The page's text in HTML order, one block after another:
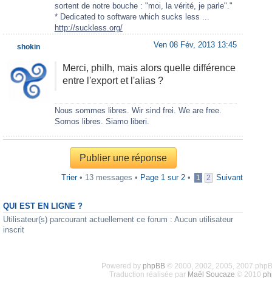
sortent de notre bouche : "moi, la vérité, je parle"."
* Dedicated to software which sucks less ...
http://suckless.org/
Ven 08 Fév, 2013 13:45
Merci, philh, mais alors quelle différence
entre l'export et l'alias ?
Nous sommes libres. Wir sind frei. We are free.
Somos libres. Siamo liberi.
shokin
Publier une réponse
Trier• 13 messages • Page 1 sur 2 • 1 2 Suivant
QUI EST EN LIGNE ?
Utilisateur(s) parcourant actuellement ce forum : Aucun utilisateur
inscrit
Powered by phpBB© 2000, 2002, 2005, 2007
Traduction réalisée par Maël Soucaze © 2010